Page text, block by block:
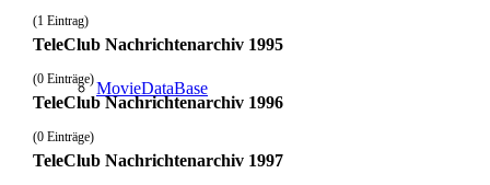
MovieDataBase
(1 Eintrag)
TeleClub Nachrichtenarchiv 1995
(0 Einträge)
TeleClub Nachrichtenarchiv 1996
(0 Einträge)
TeleClub Nachrichtenarchiv 1997